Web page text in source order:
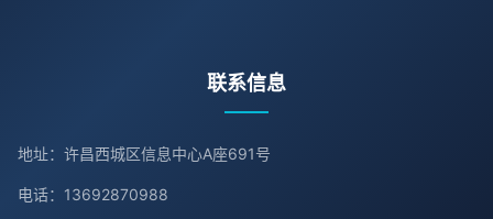
联系信息
地址：许昌西城区信息中心A座691号
电话：13692870988